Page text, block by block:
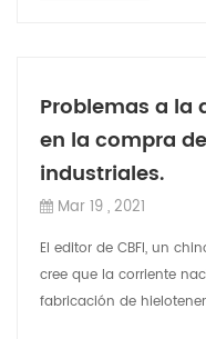
Problemas a la
en la compra
industriales.
Mar 19 , 2021
El editor de CBFI, un
cree que la corriente
fabricación de